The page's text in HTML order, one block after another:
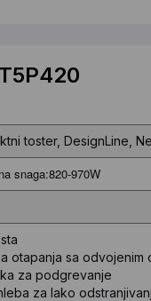
toster, DesignLine,
snaga:820-970W
otapanja sa odvojenim
za podgrevanje
za lako